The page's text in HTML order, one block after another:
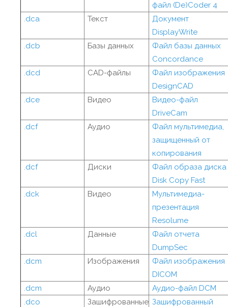
файл (De)Coder 4
.dca
Текст
Документ
DisplayWrite
.dcb
Базы данных
Файл базы данных
Concordance
.dcd
CAD-файлы
Файл изображения
DesignCAD
.dce
Видео
Видео-файл
DriveCam
.dcf
Аудио
Файл мультимедиа,
защищенный от
копирования
.dcf
Диски
Файл образа диска
Disk Copy Fast
.dck
Видео
Мультимедиа-
презентация
Resolume
.dcl
Данные
Файл отчета
DumpSec
.dcm
Изображения
Файл изображения
DICOM
.dcm
Аудио
Аудио-файл DCM
.dco
Зашифрованные Зашифрованный